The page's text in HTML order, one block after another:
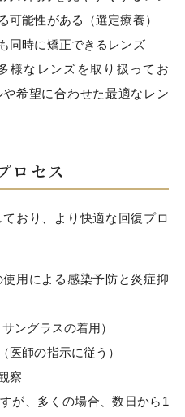
可能性がある（選定療養）
同時に矯正できるレンズ
様なレンズを取り扱ってお
希望に合わせた最適なレン
ロセス
おり、より快適な回復プロ
用による感染予防と炎症抑
ングラスの着用）
医師の指示に従う）
察
が、多くの場合、数日から1